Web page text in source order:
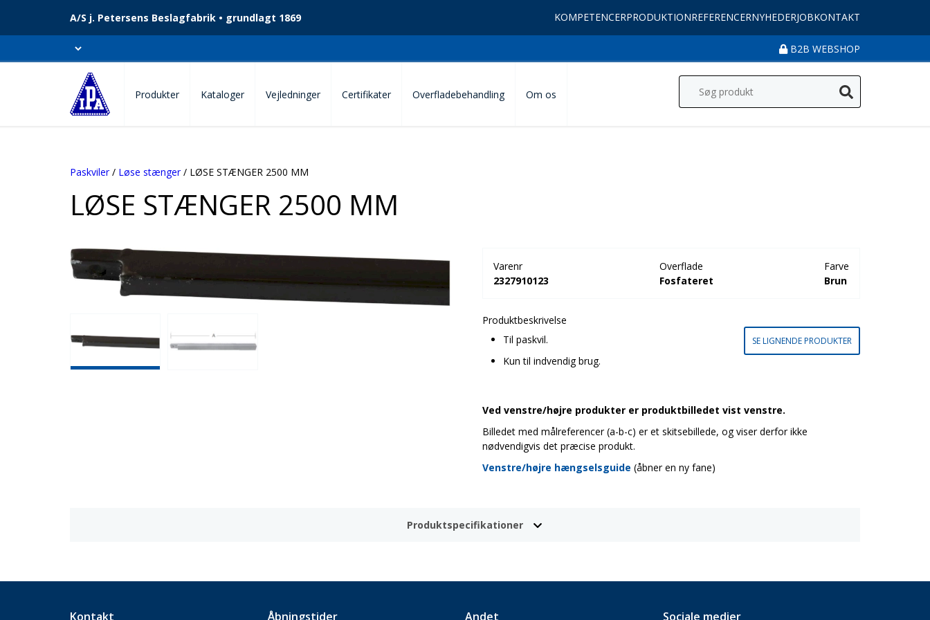
A/S j. Petersens Beslagfabrik • grundlagt 1869 KOMPETENCERPRODUKTIONREFERENCERNYHEDERJOBKONTAKT
B2B WEBSHOP
Produkter Kataloger Vejledninger Certifikater Overfladebehandling Om os
Paskviler/ Løse stænger/ LØSE STÆNGER 2500 MM
LØSE STÆNGER 2500 MM
Varenr
2327910123
Overflade
Fosfateret
Farve
Brun
Produktbeskrivelse
Til paskvil.
Kun til indvendig brug.
SE LIGNENDE PRODUKTER
Ved venstre/højre produkter er produktbilledet vist venstre.
Billedet med målreferencer (a-b-c) er et skitsebillede, og viser derfor ikke
nødvendigvis det præcise produkt.
Venstre/højre hængselsguide (åbner en ny fane)
Produktspecifikationer
Kontakt Åbningstider Andet Sociale medier